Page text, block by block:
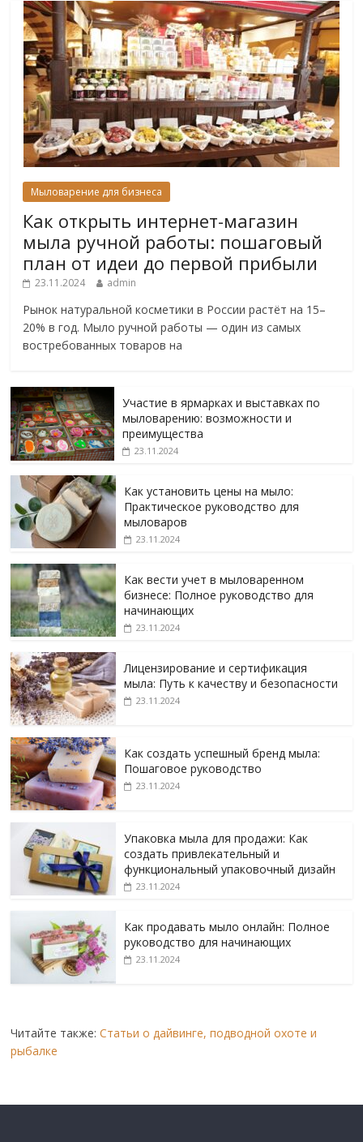
Мыловарение для бизнеса
Как открыть интернет-магазин
мыла ручной работы: пошаговый
план от идеи до первой прибыли
23.11.2024 admin
Рынок натуральной косметики в России растёт на 15–
20% в год. Мыло ручной работы — один из самых
востребованных товаров на
Участие в ярмарках и выставках по
мыловарению: возможности и
преимущества
23.11.2024
Как установить цены на мыло:
Практическое руководство для
мыловаров
23.11.2024
Как вести учет в мыловаренном
бизнесе: Полное руководство для
начинающих
23.11.2024
Лицензирование и сертификация
мыла: Путь к качеству и безопасности
23.11.2024
Как создать успешный бренд мыла:
Пошаговое руководство
23.11.2024
Упаковка мыла для продажи: Как
создать привлекательный и
функциональный упаковочный дизайн
23.11.2024
Как продавать мыло онлайн: Полное
руководство для начинающих
23.11.2024
Читайте также:Статьи о дайвинге, подводной охоте и
рыбалке